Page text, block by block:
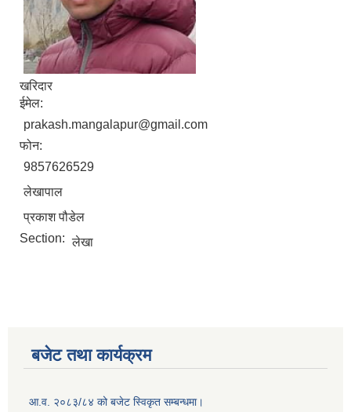
खरिदार
ईमेल:
prakash.mangalapur@gmail.com
फोन:
9857626529
लेखापाल
प्रकाश पौडेल
Section: लेखा
बजेट तथा कार्यक्रम
आ.व. २०८३/८४ को बजेट स्विकृत सम्बन्धमा।